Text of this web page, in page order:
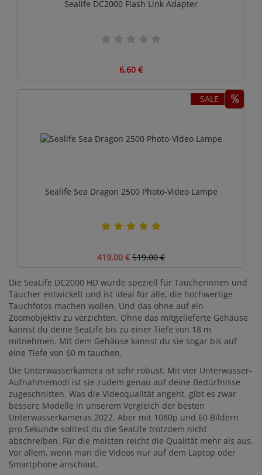
Sealife DC2000 Flash Link Adapter
6,60 €
SALE
Sealife Sea Dragon 2500 Photo-Video Lampe
419,00 € 519,00 €
Die SeaLife DC2000 HD wurde speziell für Taucherinnen und
Taucher entwickelt und ist ideal für alle, die hochwertige
Tauchfotos machen wollen. Und das ohne auf ein
Zoomobjektiv zu verzichten. Ohne das mitgelieferte Gehäuse
kannst du deine SeaLife bis zu einer Tiefe von 18 m
mitnehmen. Mit dem Gehäuse kannst du sie sogar bis auf
eine Tiefe von 60 m tauchen.
Die Unterwasserkamera ist sehr robust. Mit vier Unterwasser-
Aufnahmemodi ist sie zudem genau auf deine Bedürfnisse
zugeschnitten. Was die Videoqualität angeht, gibt es zwar
bessere Modelle in unserem Vergleich der besten
Unterwasserkameras 2022. Aber mit 1080p und 60 Bildern
pro Sekunde solltest du die SeaLife trotzdem nicht
abschreiben. Für die meisten reicht die Qualität mehr als aus.
Vor allem, wenn man die Videos nur auf dem Laptop oder
Smartphone anschaut.